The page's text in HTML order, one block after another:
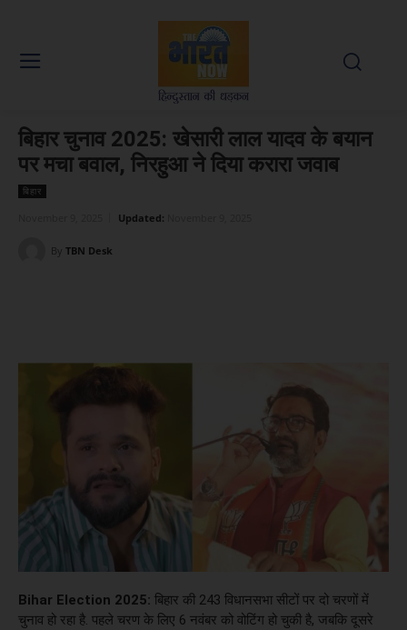
बिहार चुनाव 2025: खेसारी लाल यादव के बयान
पर मचा बवाल, निरहुआ ने दिया करारा जवाब
बिहार
Updated:
By TBN Desk
Bihar Election 2025: बिहार की 243 विधानसभा सीटों पर दो चरणों में
चुनाव हो रहा है. पहले चरण के लिए 6 नवंबर को वोटिंग हो चुकी है, जबकि दूसरे